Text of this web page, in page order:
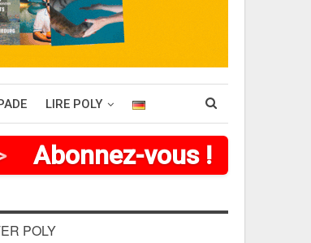
LIRE POLY
> Abonnez-vous !
POLY